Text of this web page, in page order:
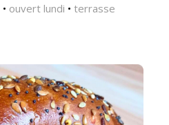
• ouvert lundi • terrasse